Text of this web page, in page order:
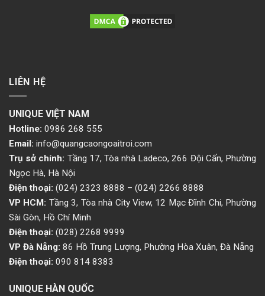
LIÊN HỆ
UNIQUE VIỆT NAM
Hotline: 0986 268 555
Email: info@quangcaongoaitroi.com
Trụ sở chính: Tầng 17, Tòa nhà Ladeco, 266 Đội Cấn, Phường
Ngọc Hà, Hà Nội
Điện thoại: (024) 2323 8888 – (024) 2266 8888
VP HCM: Tầng 3, Tòa nhà City View, 12 Mạc Đĩnh Chi, Phường
Sài Gòn, Hồ Chí Minh
Điện thoại: (028) 2268 9999
VP Đà Nẵng: 86 Hồ Trung Lượng, Phường Hòa Xuân, Đà Nẵng
Điện thoại: 090 814 8383
UNIQUE HÀN QUỐC